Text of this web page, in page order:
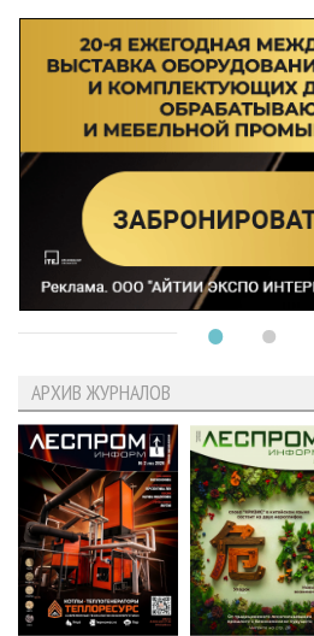
АРХИВ ЖУРНАЛОВ